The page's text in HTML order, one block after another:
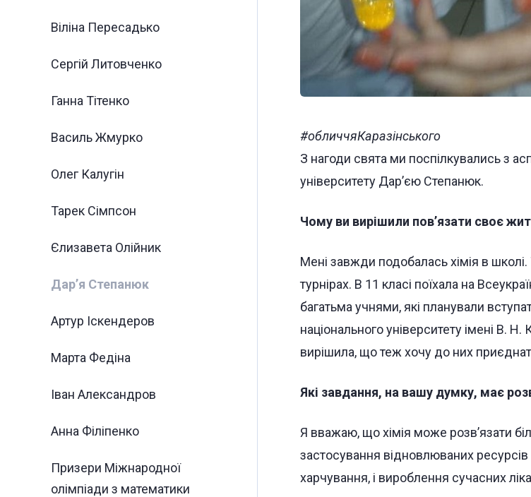
Віліна Пересадько
Сергій Литовченко
Ганна Тітенко
Василь Жмурко
Олег Калугін
Тарек Сімпсон
Єлизавета Олійник
Дар’я Степанюк
Артур Іскендеров
Марта Федіна
Іван Александров
Анна Філіпенко
Призери Міжнародної
олімпіади з математики
#обличчяКаразінського
З нагоди свята ми поспілкувались з
університету Дар’єю Степанюк.
Чому ви вирішили пов’язати своє
Мені завжди подобалась хімія в школі.
турнірах. В 11 класі поїхала на
багатьма учнями, які планували
національного університету імені В.
вирішила, що теж хочу до них
Які завдання, на вашу думку, має
Я вважаю, що хімія може розв’язати
застосування відновлюваних ресурсів
харчування, і вироблення сучасних